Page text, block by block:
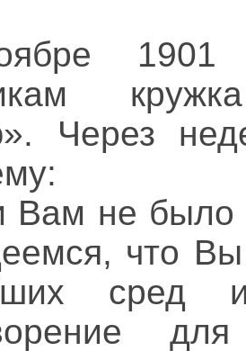
1901
Через
Вам не было
что
сред